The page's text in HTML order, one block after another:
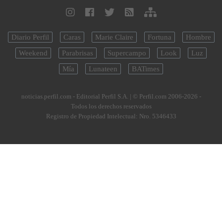
Diario Perfil Caras Marie Claire Fortuna
Hombre
Weekend
Parabrisas Supercampo Look
Luz
Mía
Lunateen BATimes
noticias.perfil.com - Editorial Perfil S.A. | © Perfil.com 2006-2026 -
Todos los derechos reservados
Registro de Propiedad Intelectual: Nro. 5346433